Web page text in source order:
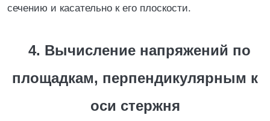
сечению и касательно к его плоскости.
4. Вычисление напряжений по
площадкам, перпендикулярным к
оси стержня